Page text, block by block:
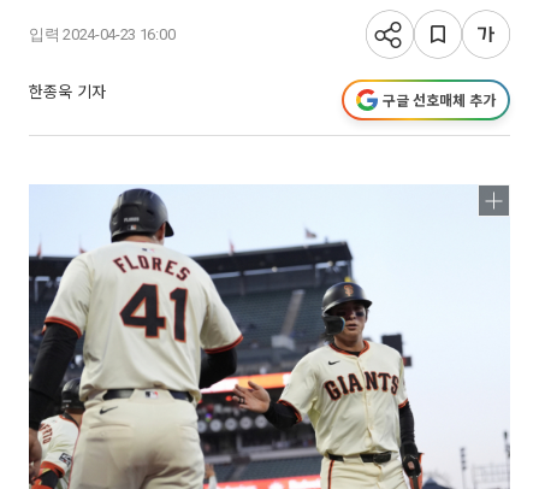
입력 2024-04-23 16:00
한종욱 기자 구글 선호매체 추가